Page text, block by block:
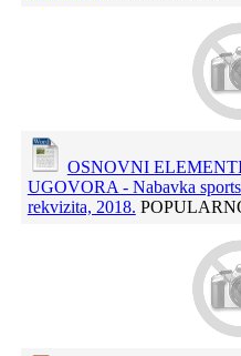
OSNOVNI
UGOVORA - Nabavka
rekvizita, 2018.